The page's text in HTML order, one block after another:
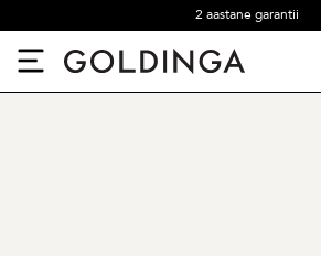
2 aastane garantii